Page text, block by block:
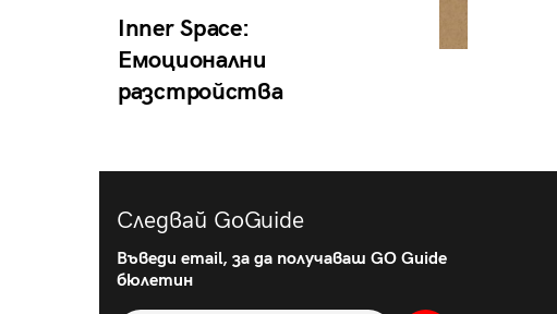
Inner Space:
Емоционални
разстройства
Следвай GoGuide
Въведи email, за да получаваш GO Guide
бюлетин